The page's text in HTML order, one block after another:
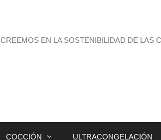
CREEMOS EN LA SOSTENIBILIDAD DE LAS
COCCIÓN ULTRACONGELACIÓN